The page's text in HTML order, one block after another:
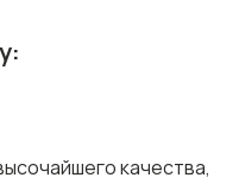
качества,